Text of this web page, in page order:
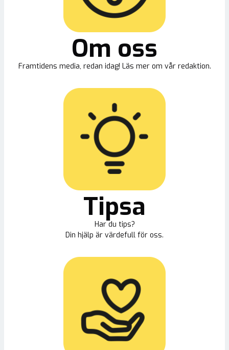
Om oss
Framtidens media, redan idag! Läs mer om vår redaktion.
Tipsa
Har du tips?
Din hjälp är värdefull för oss.